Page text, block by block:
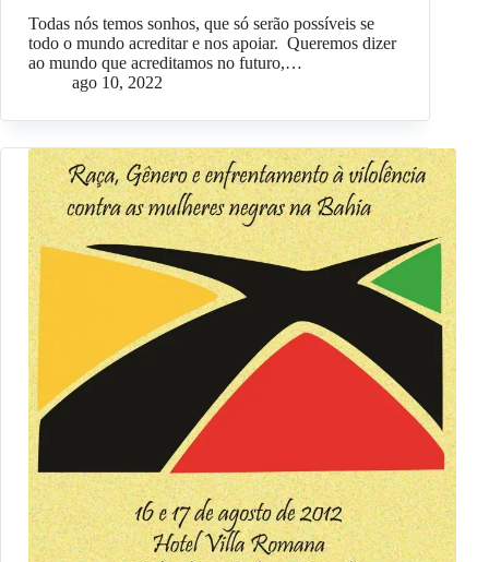
Todas nós temos sonhos, que só serão possíveis se
todo o mundo acreditar e nos apoiar. Queremos dizer
ao mundo que acreditamos no futuro,…
ago 10, 2022